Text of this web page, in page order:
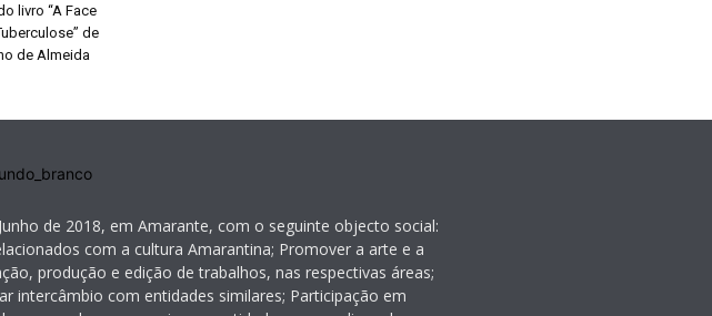
livro “A Face
de
de Almeida
de 2018, em Amarante, com o seguinte objecto social:
com a cultura Amarantina; Promover a arte e a
produção e edição de trabalhos, nas respectivas áreas;
intercâmbio com entidades similares; Participação em